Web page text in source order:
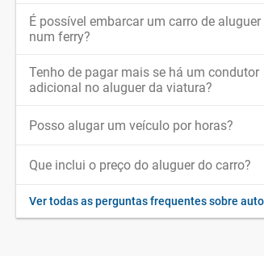
É possível embarcar um carro de aluguer
num ferry?
Tenho de pagar mais se há um condutor
adicional no aluguer da viatura?
Posso alugar um veículo por horas?
Que inclui o preço do aluguer do carro?
Ver todas as perguntas frequentes sobre